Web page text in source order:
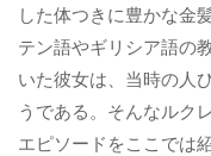
した体つきに豊かな金
テン語やギリシア語の
いた彼女は、当時の人
うである。そんなルク
エピソードをここでは